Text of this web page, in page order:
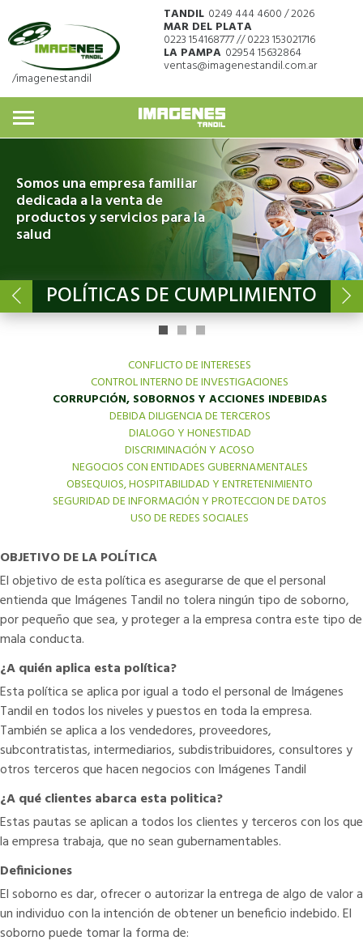
TANDIL 0249 444 4600 / 2026
MAR DEL PLATA
0223 154168777 // 0223 153021716
LA PAMPA 02954 15632864
ventas@imagenestandil.com.ar
/imagenestandil
Somos una empresa familiar
dedicada a la venta de
productos y servicios para la
salud
POLÍTICAS DE CUMPLIMIENTO
CONFLICTO DE INTERESES
CONTROL INTERNO DE INVESTIGACIONES
CORRUPCIÓN, SOBORNOS Y ACCIONES INDEBIDAS
DEBIDA DILIGENCIA DE TERCEROS
DIALOGO Y HONESTIDAD
DISCRIMINACIÓN Y ACOSO
NEGOCIOS CON ENTIDADES GUBERNAMENTALES
OBSEQUIOS, HOSPITABILIDAD Y ENTRETENIMIENTO
SEGURIDAD DE INFORMACIÓN Y PROTECCION DE DATOS
USO DE REDES SOCIALES
OBJETIVO DE LA POLÍTICA
El objetivo de esta política es asegurarse de que el personal
entienda que Imágenes Tandil no tolera ningún tipo de soborno,
por pequeño que sea, y proteger a la empresa contra este tipo de
mala conducta.
¿A quién aplica esta política?
Esta política se aplica por igual a todo el personal de Imágenes
Tandil en todos los niveles y puestos en toda la empresa.
También se aplica a los vendedores, proveedores,
subcontratistas, intermediarios, subdistribuidores, consultores y
otros terceros que hacen negocios con Imágenes Tandil
¿A qué clientes abarca esta politica?
Estas pautas se aplican a todos los clientes y terceros con los que
la empresa trabaja, que no sean gubernamentables.
Definiciones
El soborno es dar, ofrecer o autorizar la entrega de algo de valor a
un individuo con la intención de obtener un beneficio indebido. El
soborno puede tomar la forma de: